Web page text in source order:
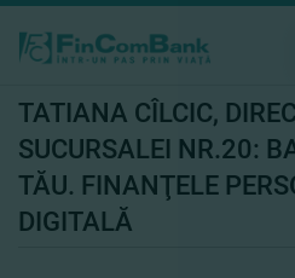
TATIANA CÎLCIC,
SUCURSALEI NR.20:
TĂU. FINANŢELE
DIGITALĂ